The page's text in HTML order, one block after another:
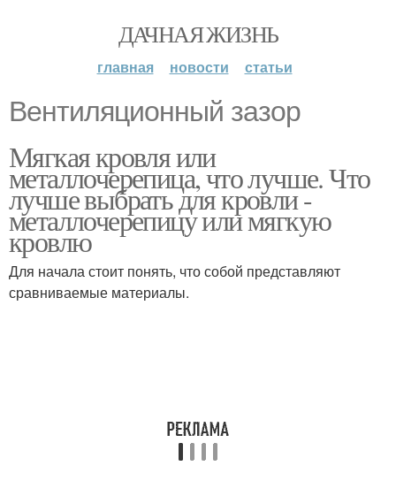
ДАЧНАЯ ЖИЗНЬ
главная новости статьи
Вентиляционный зазор
Мягкая кровля или
металлочерепица, что лучше. Что
лучше выбрать для кровли -
металлочерепицу или мягкую
кровлю
Для начала стоит понять, что собой представляют
сравниваемые материалы.